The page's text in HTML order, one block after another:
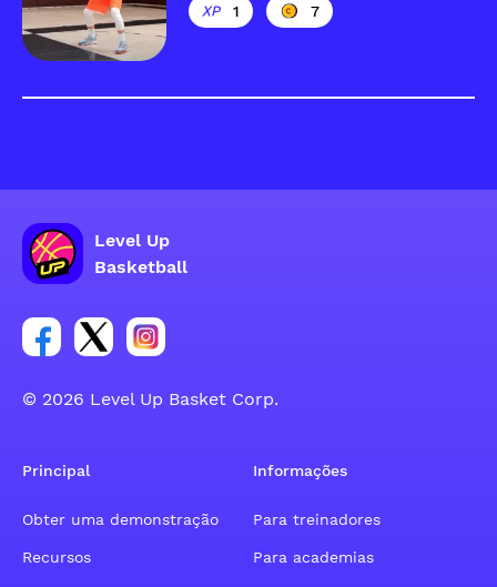
1 7
Level Up
Basketball
Link para o grupo social da conta do Facebook
Link para o grupo social da conta do tweeter
Link para o grupo social da conta do
© 2026 Level Up Basket Corp.
Principal
Obter uma demonstração
Recursos
Informações
Para treinadores
Para academias